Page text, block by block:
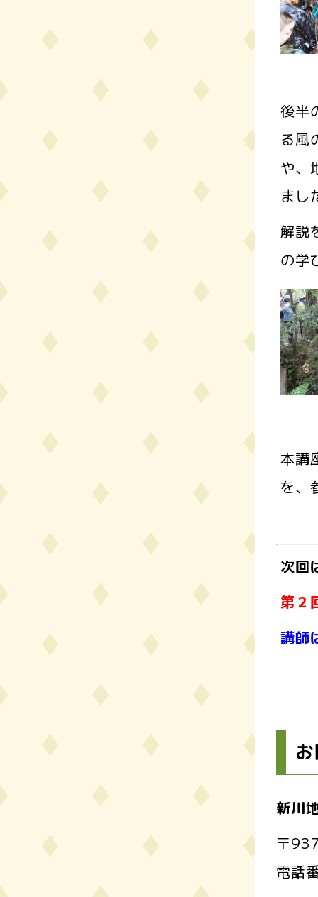
後半
る風
や、
まし
解説
の学
本講
を、
次回
第２
講師
新川
〒
電話